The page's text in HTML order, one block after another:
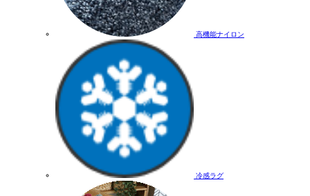
高機能ナイロン
冷感ラグ